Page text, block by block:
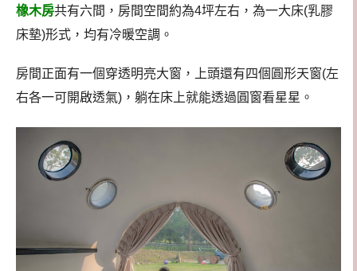
橡木房共有六間，房間空間約為4坪左右，為一大床(乳膠
床墊)形式，均有冷暖空調。
房間正面有一個穿透明亮大窗，上頭還有四個圓形天窗(左
右各一可開啟透氣)，躺在床上就能透過圓窗看星星。